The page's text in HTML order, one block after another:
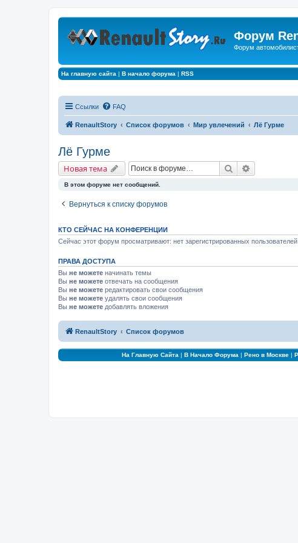
Форум
Форум
На главную сайта | В начало форума | RSS
Ссылки FAQ
RenaultStory Список форумов Мир увлечений Лё Гурме
Лё Гурме
Новая тема Поиск
В этом форуме нет сообщений.
Вернуться к списку форумов
КТО СЕЙЧАС НА КОНФЕРЕНЦИИ
Сейчас этот форум просматривают: нет зарегистрированных пользователей
ПРАВА ДОСТУПА
Вы не можете начинать темы
Вы не можете отвечать на сообщения
Вы не можете редактировать свои сообщения
Вы не можете удалять свои сообщения
Вы не можете добавлять вложения
RenaultStory Список форумов
На Главную Сайта | В Начало Форума | Рено в Москве|